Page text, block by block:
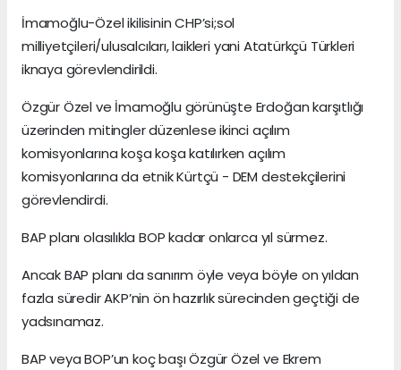
İmamoğlu-Özel ikilisinin CHP’si;sol
milliyetçileri/ulusalcıları, laikleri yani Atatürkçü Türkleri
iknaya görevlendirildi.
Özgür Özel ve İmamoğlu görünüşte Erdoğan karşıtlığı
üzerinden mitingler düzenlese ikinci açılım
komisyonlarına koşa koşa katılırken açılım
komisyonlarına da etnik Kürtçü - DEM destekçilerini
görevlendirdi.
BAP planı olasılıkla BOP kadar onlarca yıl sürmez.
Ancak BAP planı da sanırım öyle veya böyle on yıldan
fazla süredir AKP’nin ön hazırlık sürecinden geçtiği de
yadsınamaz.
BAP veya BOP’un koç başı Özgür Özel ve Ekrem